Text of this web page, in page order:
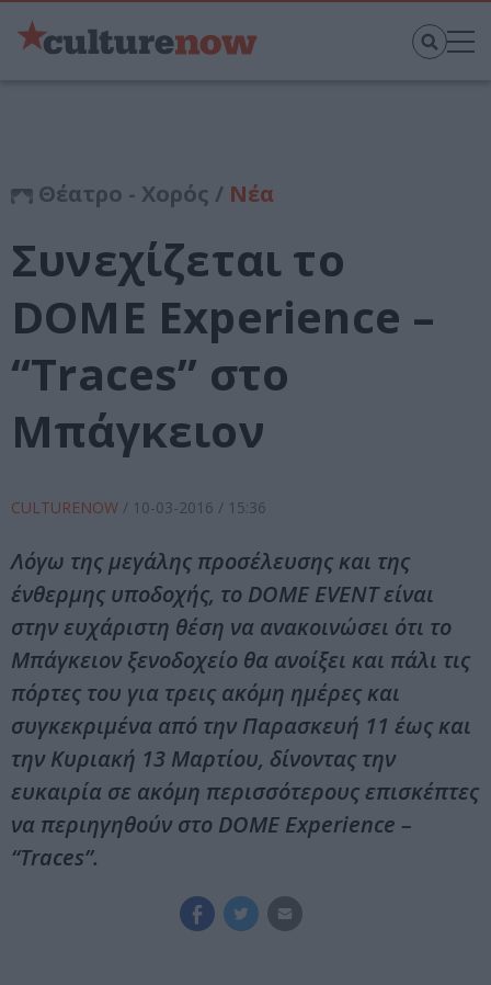
Θέατρο - Χορός / Νέα
Συνεχίζεται το
DOME Experience –
“Traces” στο
Μπάγκειον
CULTURENOW / 10-03-2016 / 15:36
Λόγω της μεγάλης προσέλευσης και της
ένθερμης υποδοχής, το DOME EVENT είναι
στην ευχάριστη θέση να ανακοινώσει ότι το
Μπάγκειον ξενοδοχείο θα ανοίξει και πάλι τις
πόρτες του για τρεις ακόμη ημέρες και
συγκεκριμένα από την Παρασκευή 11 έως και
την Κυριακή 13 Μαρτίου, δίνοντας την
ευκαιρία σε ακόμη περισσότερους επισκέπτες
να περιηγηθούν στο DOME Experience –
“Traces”.